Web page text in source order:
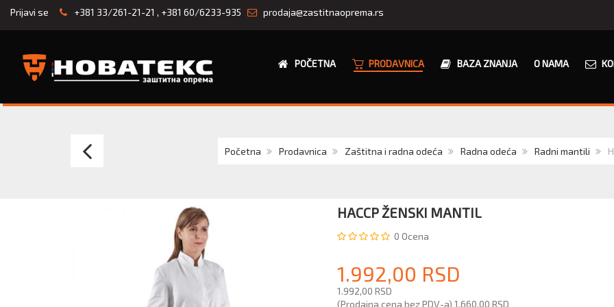
Prijavi se +381 33/261-21-21 , +381 60/6233-935 prodaja@zastitnaoprema.rs
POČETNA PRODAVNICA BAZA ZNANJA O NAMA
Početna Prodavnica Zaštitna i radna odeća Radna odeća Radni mantili
MANTIL
HACCP ŽENSKI MANTIL
0 Ocena
1.992,00 RSD
1.992,00 RSD
(Prodajna cena bez PDV-a) 1.660,00 RSD